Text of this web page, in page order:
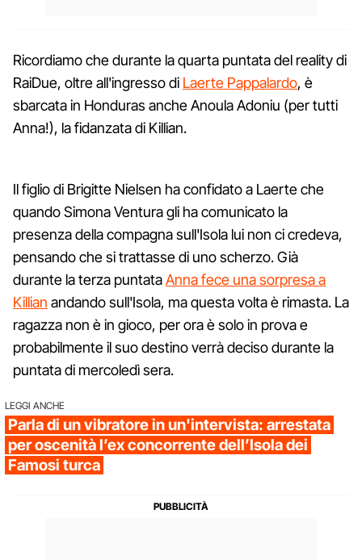
Ricordiamo che durante la quarta puntata del reality di
RaiDue, oltre all'ingresso di Laerte Pappalardo, è
sbarcata in Honduras anche Anoula Adoniu (per tutti
Anna!), la fidanzata di Killian.
Il figlio di Brigitte Nielsen ha confidato a Laerte che
quando Simona Ventura gli ha comunicato la
presenza della compagna sull'Isola lui non ci credeva,
pensando che si trattasse di uno scherzo. Già
durante la terza puntataAnna fece una sorpresa a
Killian andando sull'Isola, ma questa volta è rimasta. La
ragazza non è in gioco, per ora è solo in prova e
probabilmente il suo destino verrà deciso durante la
puntata di mercoledì sera.
LEGGI ANCHE
Parla di un vibratore in un'intervista: arrestata
per oscenità l’ex concorrente dell’Isola dei
Famosi turca